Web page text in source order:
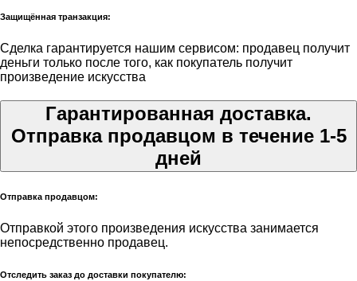
Защищённая транзакция:
Сделка гарантируется нашим сервисом: продавец получит
деньги только после того, как покупатель получит
произведение искусства
Гарантированная доставка.
Отправка продавцом в течение 1-5
дней
Отправка продавцом:
Отправкой этого произведения искусства занимается
непосредственно продавец.
Отследить заказ до доставки покупателю: